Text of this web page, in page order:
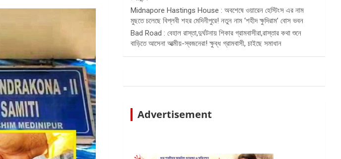
Midnapore Hastings House : অবশেষে ওয়ারেন হেস্টিংস এর নাম
মুছতে চলেছে বিপ্লবী শহর মেদিনীপুরে! নতুন নাম ‘শহীদ ক্ষুদিরাম’ বোস ভবন
Bad Road : বেহাল রাস্তা,দুর্ঘটনায় শিকার গ্রামবাসীরা,রাস্তার কথা শুনে
বাড়িতে আসেনা আত্মীয়-স্বজনেরা! ক্ষুব্ধ গ্রামবাসী, চাইছে সমাধান
Advertisement